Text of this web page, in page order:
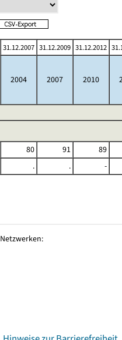
31.12.2007 31.12.2009 31.12.2012
2004 2007 2010
80 91 89
. . -